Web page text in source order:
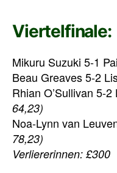
Viertelfinale:
Mikuru Suzuki 5-1
Beau Greaves 5-2
Rhian O’Sullivan 5-
64,23)
Noa-Lynn van
78,23)
Verliererinnen: £300